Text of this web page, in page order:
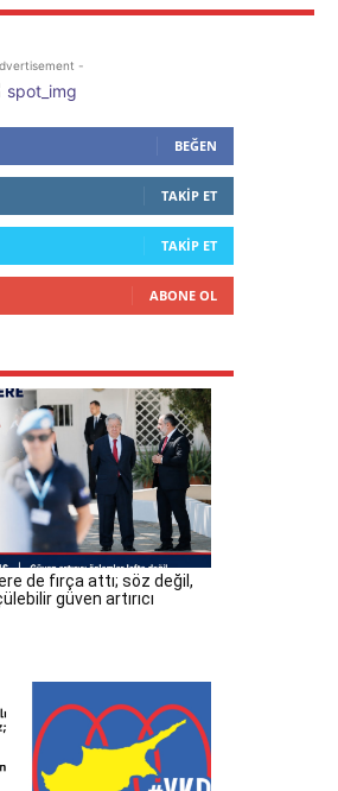
-
BEĞEN
TAKIP ET
TAKIP ET
ABONE OL
de fırça attı; söz değil,
güven artırıcı